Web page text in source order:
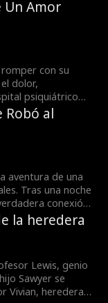
es
por la
ahora
él busca a
entrelazan, pero
consecuencias
Un Amor
con su
dolor,
psiquiátrico
Cinco años
sobrevivir con su
vez la
Después de
se convirtió en un
Cuando se
en la calle,
perdido?
Robó al
aventura de una
Tras una noche
conexión
mayor Olimpia
su
Valeria
a poco surgió el
por miedo
Pérez
la heredera
Lewis, genio
Sawyer se
Vivian, heredera